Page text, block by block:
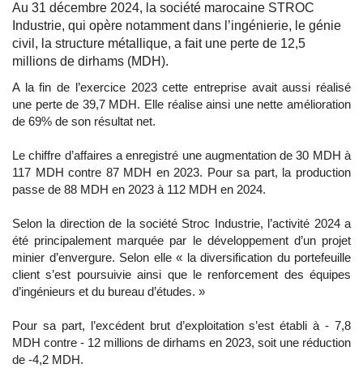
Au 31 décembre 2024, la société marocaine STROC
Industrie, qui opère notamment dans l’ingénierie, le génie
civil, la structure métallique, a fait une perte de 12,5
millions de dirhams (MDH).
A la fin de l’exercice 2023 cette entreprise avait aussi réalisé
une perte de 39,7 MDH. Elle réalise ainsi une nette amélioration
de 69% de son résultat net.
Le chiffre d’affaires a enregistré une augmentation de 30 MDH à
117 MDH contre 87 MDH en 2023. Pour sa part, la production
passe de 88 MDH en 2023 à 112 MDH en 2024.
Selon la direction de la société Stroc Industrie, l’activité 2024 a
été principalement marquée par le développement d’un projet
minier d’envergure. Selon elle « la diversification du portefeuille
client s’est poursuivie ainsi que le renforcement des équipes
d’ingénieurs et du bureau d’études. »
Pour sa part, l’excédent brut d’exploitation s’est établi à - 7,8
MDH contre - 12 millions de dirhams en 2023, soit une réduction
de -4,2 MDH.